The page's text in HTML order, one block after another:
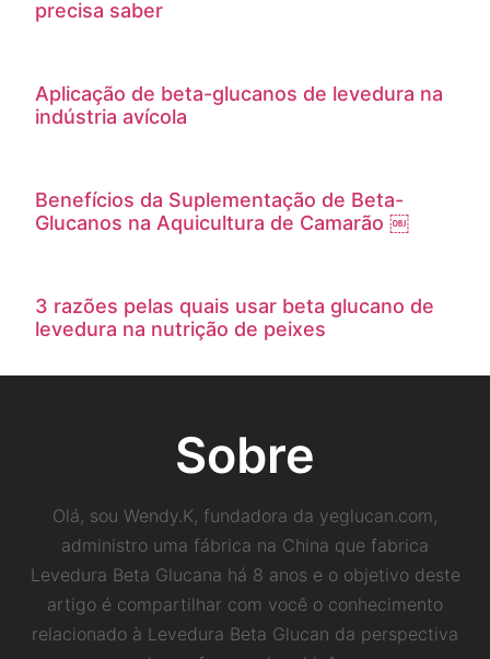
precisa saber
Aplicação de beta-glucanos de levedura na
indústria avícola
Benefícios da Suplementação de Beta-
Glucanos na Aquicultura de Camarão ￼
3 razões pelas quais usar beta glucano de
levedura na nutrição de peixes
Sobre
Olá, sou Wendy.K, fundadora da yeglucan.com,
administro uma fábrica na China que fabrica
Levedura Beta Glucana há 8 anos e o objetivo deste
artigo é compartilhar com você o conhecimento
relacionado à Levedura Beta Glucan da perspectiva